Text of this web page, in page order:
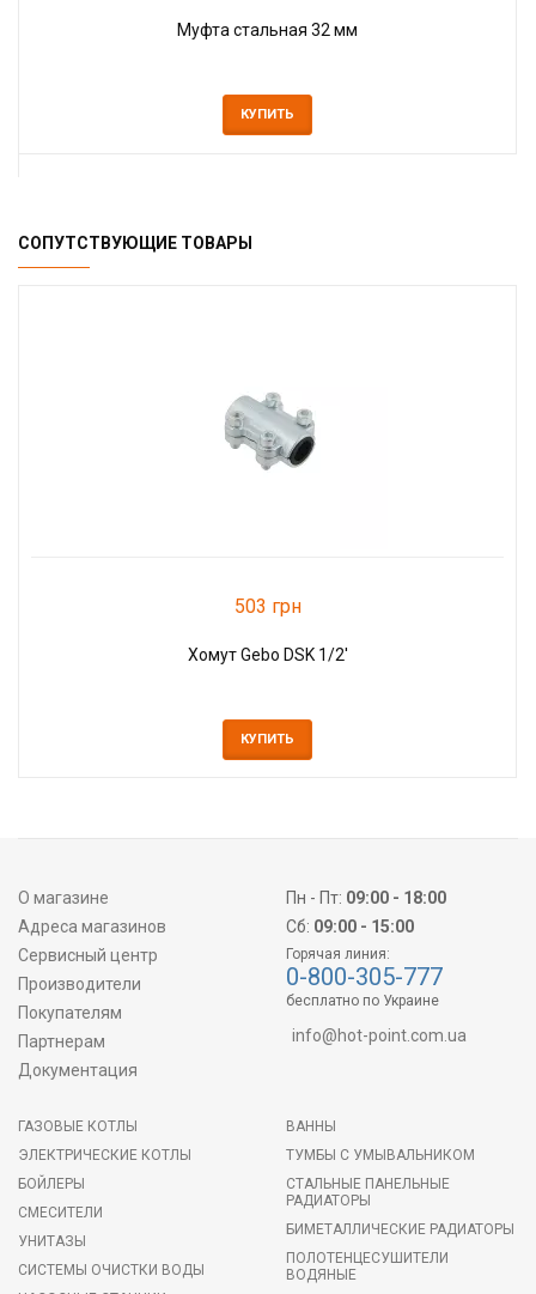
Муфта стальная 32 мм
КУПИТЬ
СОПУТСТВУЮЩИЕ ТОВАРЫ
503 грн
Хомут Gebo DSK 1/2'
КУПИТЬ
О магазине
Адреса магазинов
Сервисный центр
Производители
Покупателям
Партнерам
Документация
Пн - Пт: 09:00 - 18:00
Сб: 09:00 - 15:00
Горячая линия:
0-800-305-777
бесплатно по Украине
info@hot-point.com.ua
ГАЗОВЫЕ КОТЛЫ
ЭЛЕКТРИЧЕСКИЕ КОТЛЫ
БОЙЛЕРЫ
СМЕСИТЕЛИ
УНИТАЗЫ
СИСТЕМЫ ОЧИСТКИ ВОДЫ
ВАННЫ
ТУМБЫ С УМЫВАЛЬНИКОМ
СТАЛЬНЫЕ ПАНЕЛЬНЫЕ
РАДИАТОРЫ
БИМЕТАЛЛИЧЕСКИЕ РАДИАТОРЫ
ПОЛОТЕНЦЕСУШИТЕЛИ
ВОДЯНЫЕ